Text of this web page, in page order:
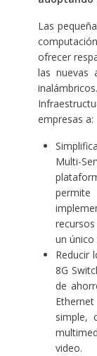
Las
ofrecer
las nuevas
empresas a:
Multi-
un único
Reducir
8G
de
simple,
video.